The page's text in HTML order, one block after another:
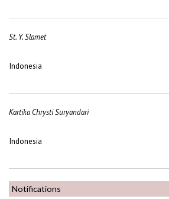
St. Y. Slamet
Indonesia
Kartika Chrysti Suryandari
Indonesia
Notifications